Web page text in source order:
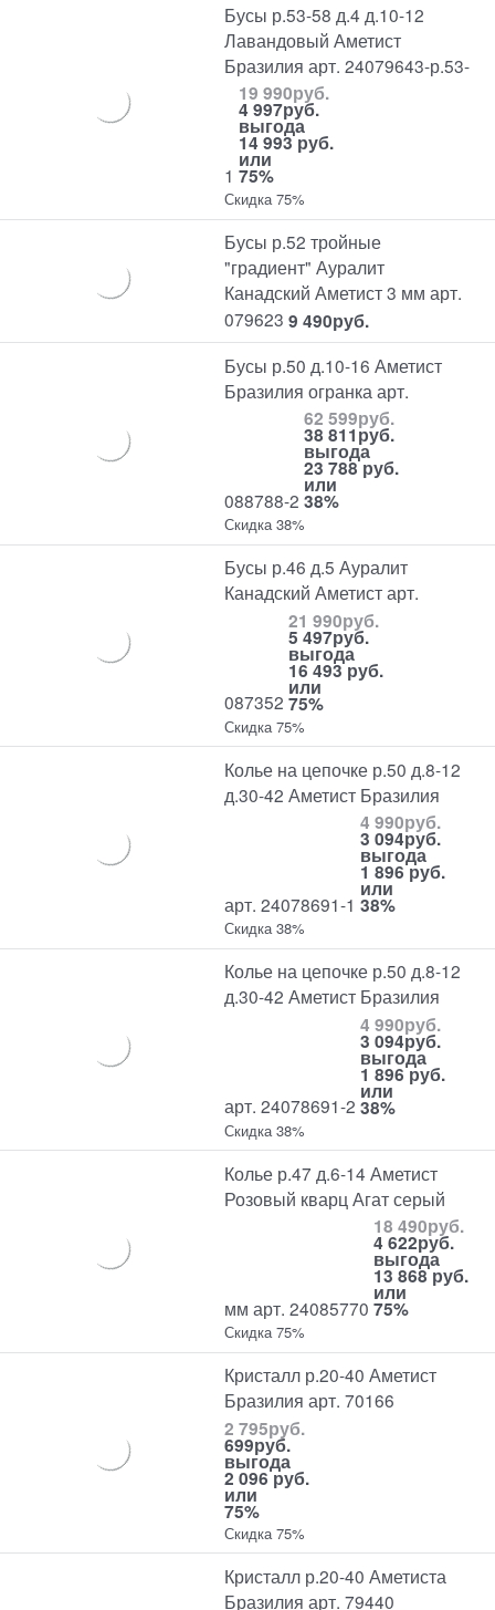
Бусы р.53-58 д.4 д.10-12
Лавандовый Аметист
Бразилия арт. 24079643-р.53-
1
19 990руб.
4 997руб.
выгода
14 993 руб.
или
75%
Скидка 75%
Бусы р.52 тройные
"градиент" Ауралит
Канадский Аметист 3 мм арт.
079623 9 490руб.
Бусы р.50 д.10-16 Аметист
Бразилия огранка арт.
088788-2
62 599руб.
38 811руб.
выгода
23 788 руб.
или
38%
Скидка 38%
Бусы р.46 д.5 Ауралит
Канадский Аметист арт.
087352
21 990руб.
5 497руб.
выгода
16 493 руб.
или
75%
Скидка 75%
Колье на цепочке р.50 д.8-12
д.30-42 Аметист Бразилия
арт. 24078691-1
4 990руб.
3 094руб.
выгода
1 896 руб.
или
38%
Скидка 38%
Колье на цепочке р.50 д.8-12
д.30-42 Аметист Бразилия
арт. 24078691-2
4 990руб.
3 094руб.
выгода
1 896 руб.
или
38%
Скидка 38%
Колье р.47 д.6-14 Аметист
Розовый кварц Агат серый
мм арт. 24085770
18 490руб.
4 622руб.
выгода
13 868 руб.
или
75%
Скидка 75%
Кристалл р.20-40 Аметист
Бразилия арт. 70166
2 795руб.
699руб.
выгода
2 096 руб.
или
75%
Скидка 75%
Кристалл р.20-40 Аметиста
Бразилия арт. 79440